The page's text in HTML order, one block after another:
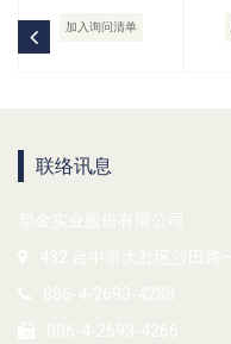
加入询问清单
联络讯息